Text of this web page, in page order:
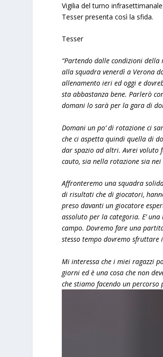
Vigilia del turno
Tesser presenta così la sfida.
Tesser
“Partendo dalle condizioni
alla squadra venerdì a Verona
allenamento ieri ed oggi e
sta abbastanza bene. Parlerò
domani lo sarà per la gara di
Domani un po’ di rotazione ci
che ci aspetta quindi quella di
dar spazio ad altri. Avrei voluto
cauto, sia nella rotazione sia
Affronteremo una squadra
di risultati che di giocatori,
preso davanti un giocatore
assoluto per la categoria. E’
campo. Dovremo fare una
stesso tempo dovremo sfruttare
Mi interessa che i miei ragazzi
giorni ed è una cosa che non
che stiamo facendo un